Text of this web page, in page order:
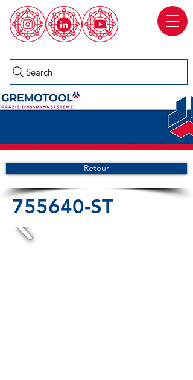
Search
Retour
755640-ST